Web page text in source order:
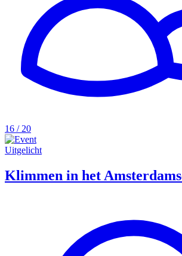
16 / 20
Uitgelicht
Klimmen in het